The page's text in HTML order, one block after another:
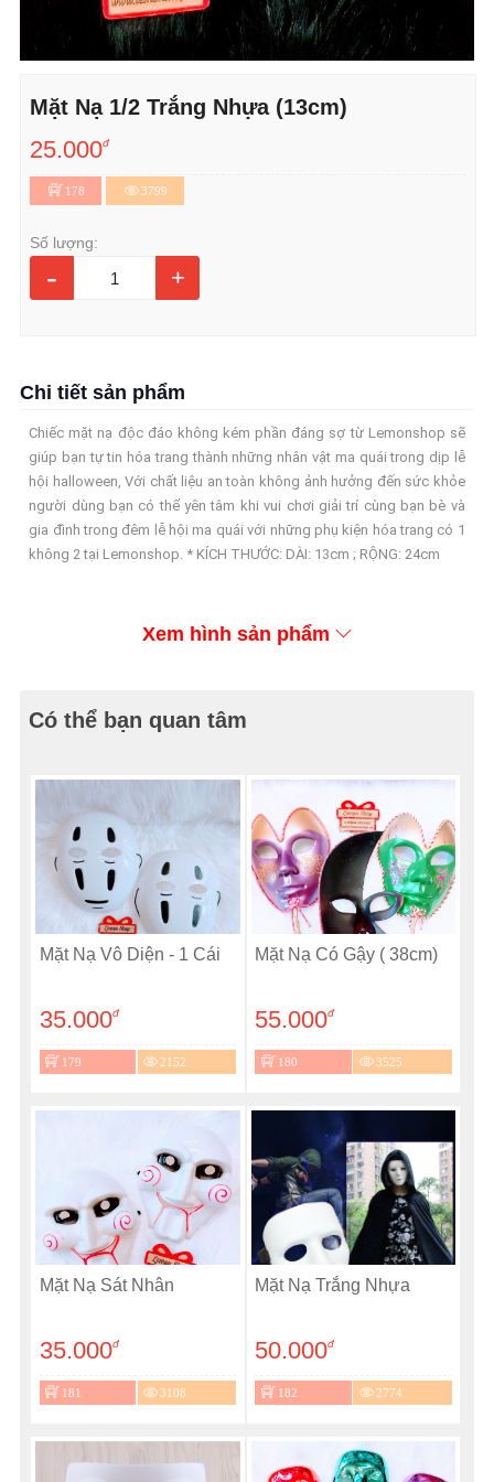
Mặt Nạ 1/2 Trắng Nhựa (13cm)
25.000đ
178 3799
Số lượng:
- +
Chi tiết sản phẩm
Chiếc mặt nạ độc đáo không kém phần đáng sợ từ Lemonshop sẽ
giúp bạn tự tin hóa trang thành những nhân vật ma quái trong dịp lễ
hội halloween, Với chất liệu an toàn không ảnh hưởng đến sức khỏe
người dùng bạn có thể yên tâm khi vui chơi giải trí cùng bạn bè và
gia đình trong đêm lễ hội ma quái với những phụ kiện hóa trang có 1
không 2 tại Lemonshop. * KÍCH THƯỚC: DÀI: 13cm ; RỘNG: 24cm
Xem hình sản phẩm
Có thể bạn quan tâm
Mặt Nạ Vô Diện - 1 Cái
35.000đ
179 2152
Mặt Nạ Có Gậy ( 38cm)
55.000đ
180 3525
Mặt Nạ Sát Nhân
35.000đ
181 3108
Mặt Nạ Trắng Nhựa
50.000đ
182 2774